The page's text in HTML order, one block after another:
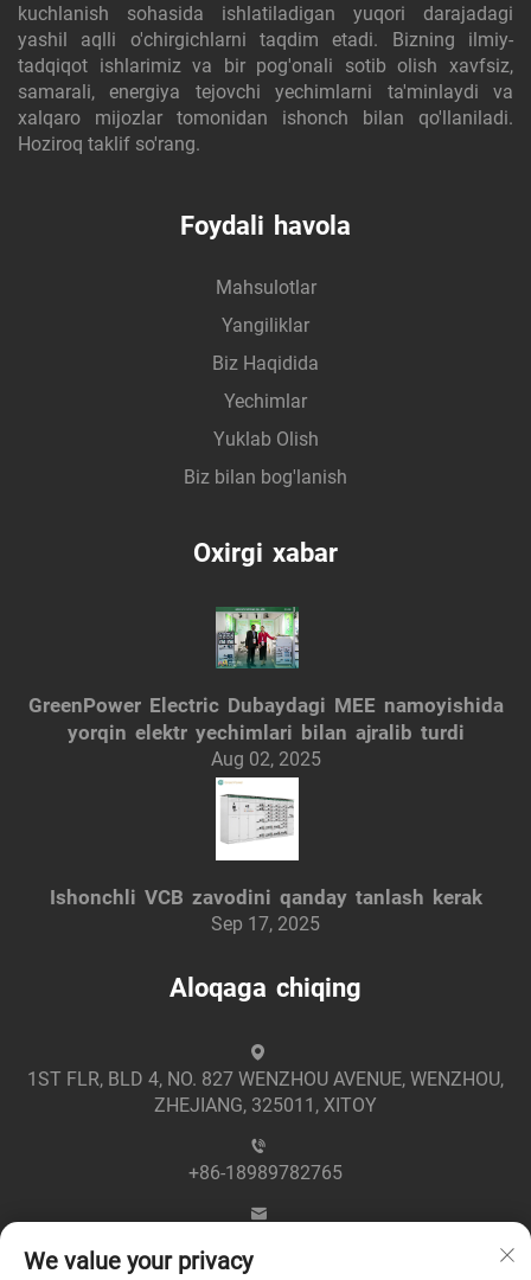
kuchlanish sohasida ishlatiladigan yuqori darajadagi
yashil aqlli o'chirgichlarni taqdim etadi. Bizning ilmiy-
tadqiqot ishlarimiz va bir pog'onali sotib olish xavfsiz,
samarali, energiya tejovchi yechimlarni ta'minlaydi va
xalqaro mijozlar tomonidan ishonch bilan qo'llaniladi.
Hoziroq taklif so'rang.
Foydali havola
Mahsulotlar
Yangiliklar
Biz Haqidida
Yechimlar
Yuklab Olish
Biz bilan bog'lanish
Oxirgi xabar
GreenPower Electric Dubaydagi MEE namoyishida
yorqin elektr yechimlari bilan ajralib turdi
Aug 02, 2025
Ishonchli VCB zavodini qanday tanlash kerak
Sep 17, 2025
Aloqaga chiqing
1ST FLR, BLD 4, NO. 827 WENZHOU AVENUE, WENZHOU,
ZHEJIANG, 325011, XITOY
+86-18989782765
We value your privacy